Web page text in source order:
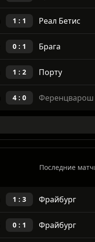
1 : 0 Арока
1 : 1 Реал Бетис
0 : 1 Брага
1 : 2 Порту
1 : 3 Фрайбург